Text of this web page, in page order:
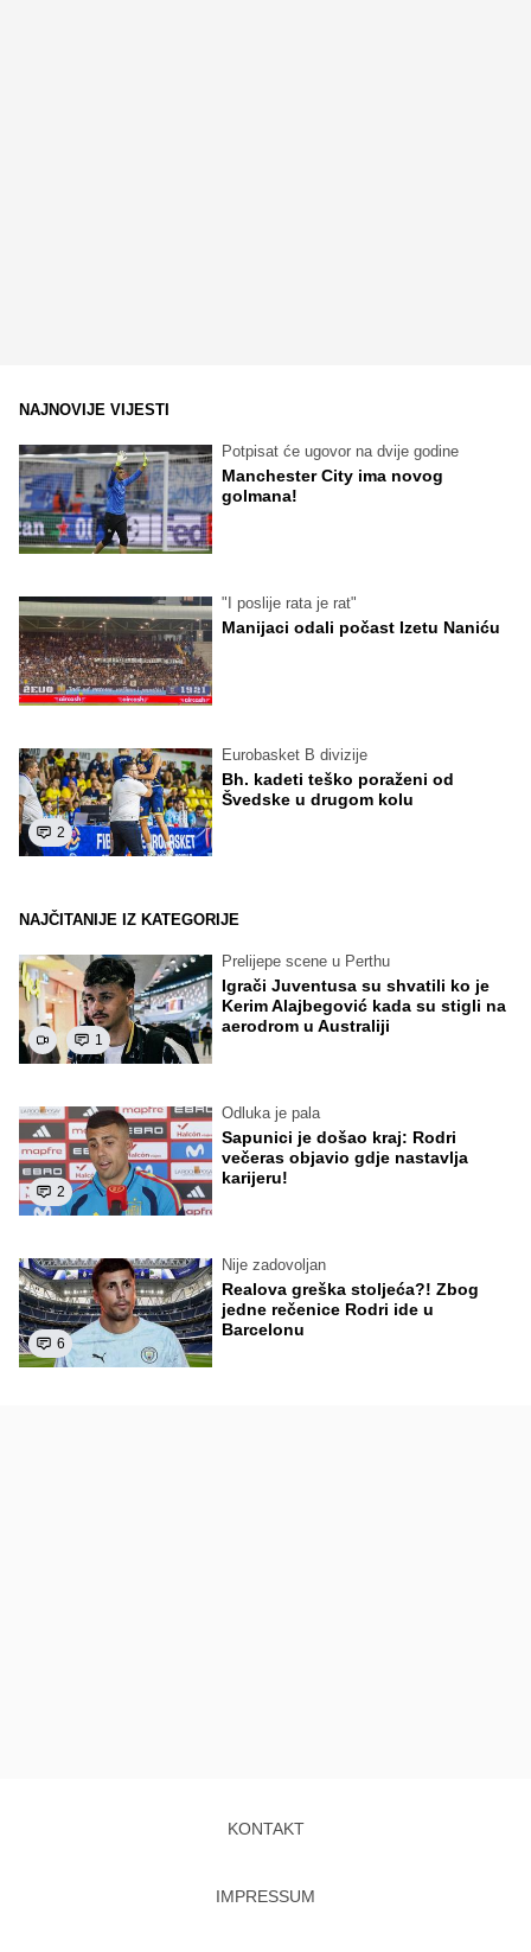
NAJNOVIJE VIJESTI
Potpisat će ugovor na dvije godine
Manchester City ima novog
golmana!
"I poslije rata je rat"
Manijaci odali počast Izetu Naniću
2
Eurobasket B divizije
Bh. kadeti teško poraženi od
Švedske u drugom kolu
NAJČITANIJE IZ KATEGORIJE
1
Prelijepe scene u Perthu
Igrači Juventusa su shvatili ko je
Kerim Alajbegović kada su stigli na
aerodrom u Australiji
2
Odluka je pala
Sapunici je došao kraj: Rodri
večeras objavio gdje nastavlja
karijeru!
6
Nije zadovoljan
Realova greška stoljeća?! Zbog
jedne rečenice Rodri ide u
Barcelonu
KONTAKT
IMPRESSUM